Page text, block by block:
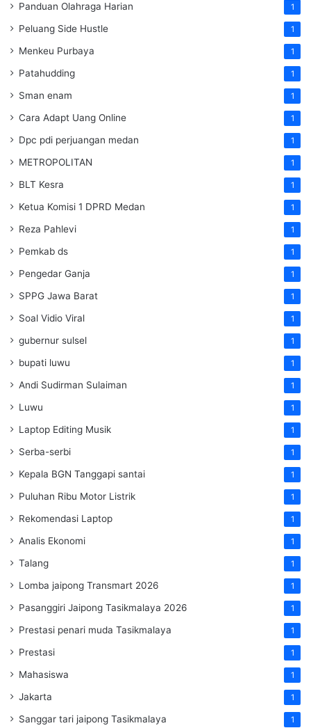
Panduan Olahraga Harian 1
Peluang Side Hustle 1
Menkeu Purbaya 1
Patahudding 1
Sman enam 1
Cara Adapt Uang Online 1
Dpc pdi perjuangan medan 1
METROPOLITAN 1
BLT Kesra 1
Ketua Komisi 1 DPRD Medan 1
Reza Pahlevi 1
Pemkab ds 1
Pengedar Ganja 1
SPPG Jawa Barat 1
Soal Vidio Viral 1
gubernur sulsel 1
bupati luwu 1
Andi Sudirman Sulaiman 1
Luwu 1
Laptop Editing Musik 1
Serba-serbi 1
Kepala BGN Tanggapi santai 1
Puluhan Ribu Motor Listrik 1
Rekomendasi Laptop 1
Analis Ekonomi 1
Talang 1
Lomba jaipong Transmart 2026 1
Pasanggiri Jaipong Tasikmalaya 2026 1
Prestasi penari muda Tasikmalaya 1
Prestasi 1
Mahasiswa 1
Jakarta 1
Sanggar tari jaipong Tasikmalaya 1